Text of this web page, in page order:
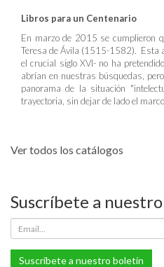
Libros para un Centenario
En marzo de 2015 se cumplieron
Teresa de Ávila (1515-1582). Esta
el crucial siglo XVI- no ha
abrían en nuestras búsquedas,
panorama de la situación
trayectoria, sin dejar de lado el
Ver todos los catálogos
Suscríbete a
Suscríbete a nuestro boletín